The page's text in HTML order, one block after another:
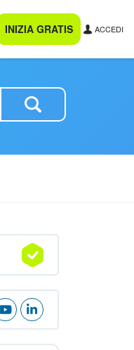
INIZIA GRATIS ACCEDI